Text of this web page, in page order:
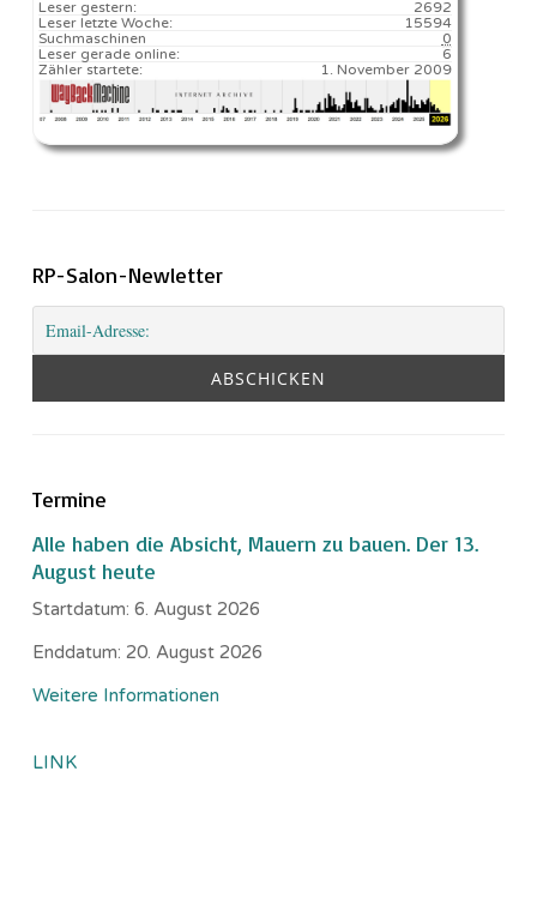
2692
Leser gestern:
15594️
Leser letzte Woche:
0
Suchmaschinen
6
Leser gerade online:
1. November 2009
Zähler startete:
RP-Salon-Newletter
Termine
Alle haben die Absicht, Mauern zu bauen. Der 13.
August heute
Startdatum: 6. August 2026
Enddatum: 20. August 2026
Weitere Informationen
LINK